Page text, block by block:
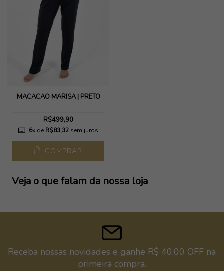
MACACÃO MARISA | PRETO
R$499,90
6x de R$83,32sem juros
COMPRAR
Veja o que falam da nossa loja
Receba nossas novidades e ganhe R$ 40,00 OFF na
primeira compra.